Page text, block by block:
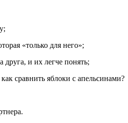
«только для него»;
и их легче понять;
сравнить яблоки с апельсинами?